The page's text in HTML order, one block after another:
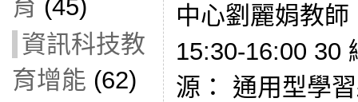
育 (45)
資訊科技教
育增能 (62)
中心劉麗娟教
15:30-16:00 30
源： 通用型學